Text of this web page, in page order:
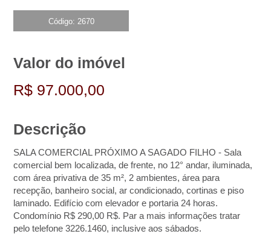
Código: 2670
Valor do imóvel
R$ 97.000,00
Descrição
SALA COMERCIAL PRÓXIMO A SAGADO FILHO - Sala
comercial bem localizada, de frente, no 12° andar, iluminada,
com área privativa de 35 m², 2 ambientes, área para
recepção, banheiro social, ar condicionado, cortinas e piso
laminado. Edifício com elevador e portaria 24 horas.
Condomínio R$ 290,00 R$. Par a mais informações tratar
pelo telefone 3226.1460, inclusive aos sábados.